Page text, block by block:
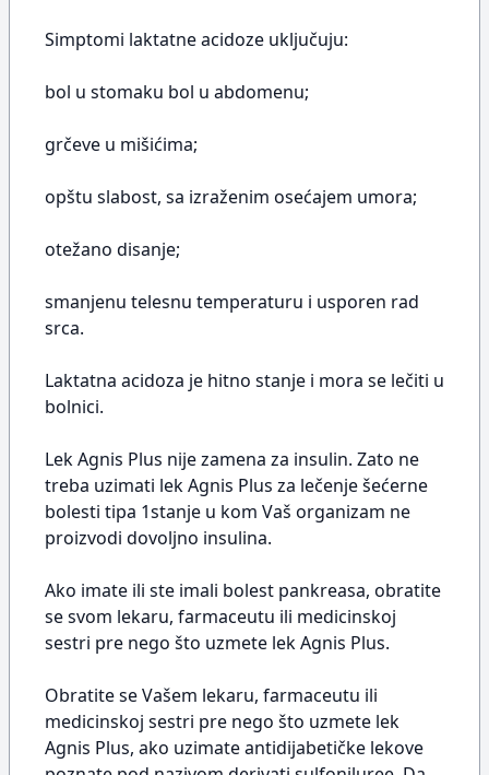
Simptomi laktatne acidoze uključuju:
bol u stomaku bol u abdomenu;
grčeve u mišićima;
opštu slabost, sa izraženim osećajem umora;
otežano disanje;
smanjenu telesnu temperaturu i usporen rad
srca.
Laktatna acidoza je hitno stanje i mora se lečiti u
bolnici.
Lek Agnis Plus nije zamena za insulin. Zato ne
treba uzimati lek Agnis Plus za lečenje šećerne
bolesti tipa 1stanje u kom Vaš organizam ne
proizvodi dovoljno insulina.
Ako imate ili ste imali bolest pankreasa, obratite
se svom lekaru, farmaceutu ili medicinskoj
sestri pre nego što uzmete lek Agnis Plus.
Obratite se Vašem lekaru, farmaceutu ili
medicinskoj sestri pre nego što uzmete lek
Agnis Plus, ako uzimate antidijabetičke lekove